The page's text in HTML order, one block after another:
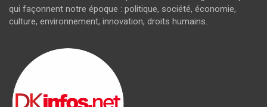
qui façonnent notre époque : politique, société, économie,
culture, environnement, innovation, droits humains.